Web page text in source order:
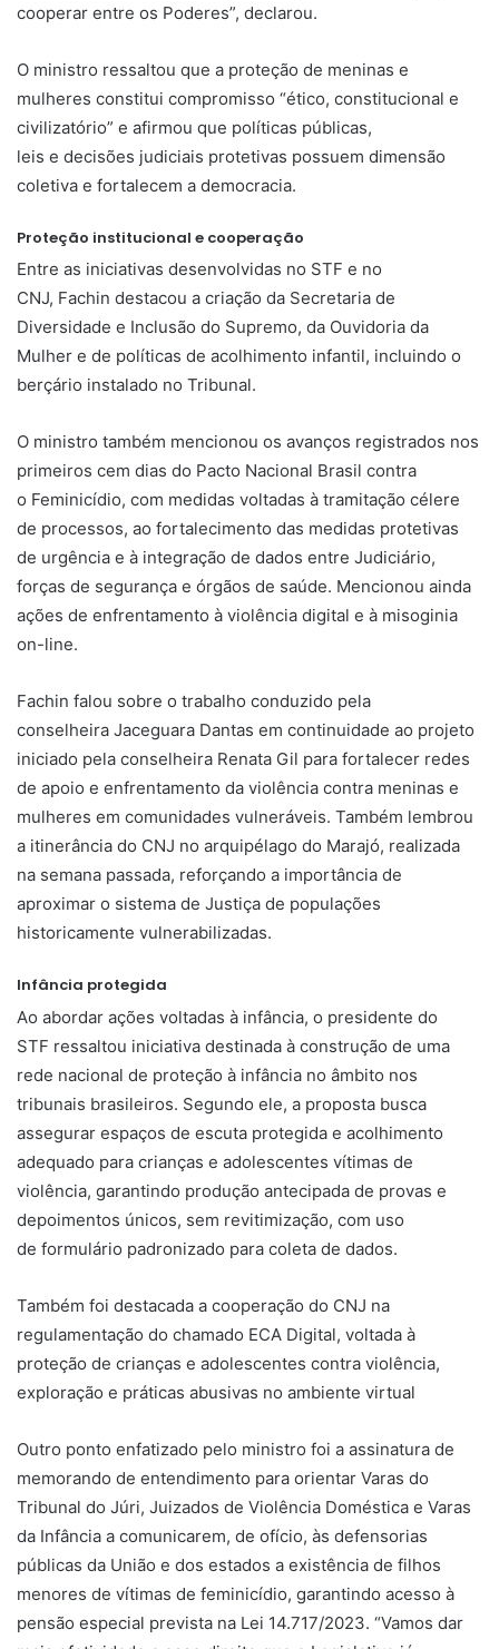
cooperar entre os Poderes”, declarou.
O ministro ressaltou que a proteção de meninas e
mulheres constitui compromisso “ético, constitucional e
civilizatório” e afirmou que políticas públicas,
leis e decisões judiciais protetivas possuem dimensão
coletiva e fortalecem a democracia.
Proteção institucional e cooperação
Entre as iniciativas desenvolvidas no STF e no
CNJ, Fachin destacou a criação da Secretaria de
Diversidade e Inclusão do Supremo, da Ouvidoria da
Mulher e de políticas de acolhimento infantil, incluindo o
berçário instalado no Tribunal.
O ministro também mencionou os avanços registrados nos
primeiros cem dias do Pacto Nacional Brasil contra
o Feminicídio, com medidas voltadas à tramitação célere
de processos, ao fortalecimento das medidas protetivas
de urgência e à integração de dados entre Judiciário,
forças de segurança e órgãos de saúde. Mencionou ainda
ações de enfrentamento à violência digital e à misoginia
on-line.
Fachin falou sobre o trabalho conduzido pela
conselheira Jaceguara Dantas em continuidade ao projeto
iniciado pela conselheira Renata Gil para fortalecer redes
de apoio e enfrentamento da violência contra meninas e
mulheres em comunidades vulneráveis. Também lembrou
a itinerância do CNJ no arquipélago do Marajó, realizada
na semana passada, reforçando a importância de
aproximar o sistema de Justiça de populações
historicamente vulnerabilizadas.
Infância protegida
Ao abordar ações voltadas à infância, o presidente do
STF ressaltou iniciativa destinada à construção de uma
rede nacional de proteção à infância no âmbito nos
tribunais brasileiros. Segundo ele, a proposta busca
assegurar espaços de escuta protegida e acolhimento
adequado para crianças e adolescentes vítimas de
violência, garantindo produção antecipada de provas e
depoimentos únicos, sem revitimização, com uso
de formulário padronizado para coleta de dados.
Também foi destacada a cooperação do CNJ na
regulamentação do chamado ECA Digital, voltada à
proteção de crianças e adolescentes contra violência,
exploração e práticas abusivas no ambiente virtual
Outro ponto enfatizado pelo ministro foi a assinatura de
memorando de entendimento para orientar Varas do
Tribunal do Júri, Juizados de Violência Doméstica e Varas
da Infância a comunicarem, de ofício, às defensorias
públicas da União e dos estados a existência de filhos
menores de vítimas de feminicídio, garantindo acesso à
pensão especial prevista na Lei 14.717/2023. “Vamos dar